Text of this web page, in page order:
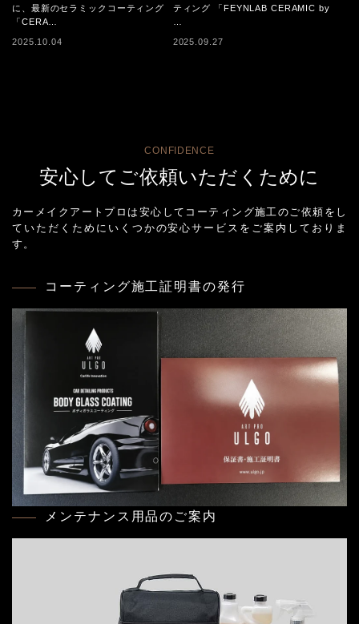
に、最新のセラミックコーティング
「CERA…
2025.10.04
ティング 「FEYNLAB CERAMIC by
2025.09.27
CONFIDENCE
安心してご依頼いただくために
カーメイクアートプロは安心してコーティング施工のご依頼をし
ていただくためにいくつかの安心サービスをご案内しておりま
す。
コーティング施工証明書の発行
メンテナンス用品のご案内